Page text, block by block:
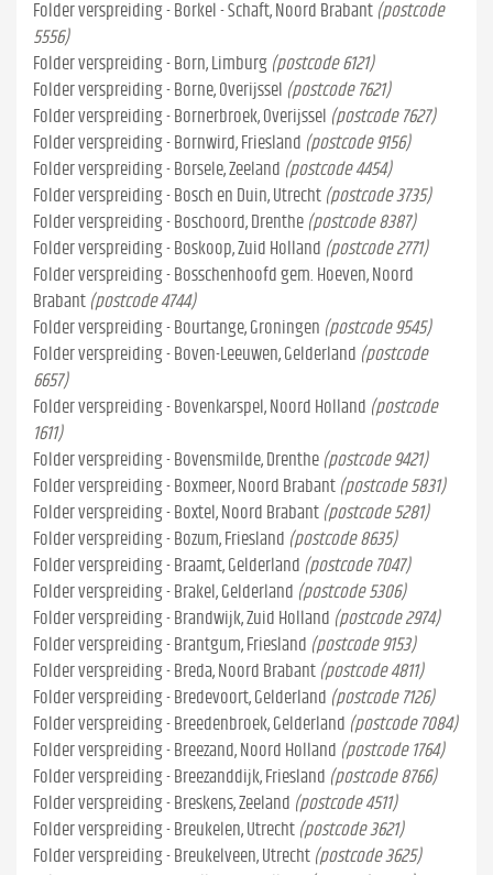
Folder verspreiding - Borkel - Schaft, Noord Brabant (postcode
5556)
Folder verspreiding - Born, Limburg (postcode 6121)
Folder verspreiding - Borne, Overijssel (postcode 7621)
Folder verspreiding - Bornerbroek, Overijssel (postcode 7627)
Folder verspreiding - Bornwird, Friesland (postcode 9156)
Folder verspreiding - Borsele, Zeeland (postcode 4454)
Folder verspreiding - Bosch en Duin, Utrecht (postcode 3735)
Folder verspreiding - Boschoord, Drenthe (postcode 8387)
Folder verspreiding - Boskoop, Zuid Holland (postcode 2771)
Folder verspreiding - Bosschenhoofd gem. Hoeven, Noord
Brabant (postcode 4744)
Folder verspreiding - Bourtange, Groningen (postcode 9545)
Folder verspreiding - Boven-Leeuwen, Gelderland (postcode
6657)
Folder verspreiding - Bovenkarspel, Noord Holland (postcode
1611)
Folder verspreiding - Bovensmilde, Drenthe (postcode 9421)
Folder verspreiding - Boxmeer, Noord Brabant (postcode 5831)
Folder verspreiding - Boxtel, Noord Brabant (postcode 5281)
Folder verspreiding - Bozum, Friesland (postcode 8635)
Folder verspreiding - Braamt, Gelderland (postcode 7047)
Folder verspreiding - Brakel, Gelderland (postcode 5306)
Folder verspreiding - Brandwijk, Zuid Holland (postcode 2974)
Folder verspreiding - Brantgum, Friesland (postcode 9153)
Folder verspreiding - Breda, Noord Brabant (postcode 4811)
Folder verspreiding - Bredevoort, Gelderland (postcode 7126)
Folder verspreiding - Breedenbroek, Gelderland (postcode 7084)
Folder verspreiding - Breezand, Noord Holland (postcode 1764)
Folder verspreiding - Breezanddijk, Friesland (postcode 8766)
Folder verspreiding - Breskens, Zeeland (postcode 4511)
Folder verspreiding - Breukelen, Utrecht (postcode 3621)
Folder verspreiding - Breukelveen, Utrecht (postcode 3625)